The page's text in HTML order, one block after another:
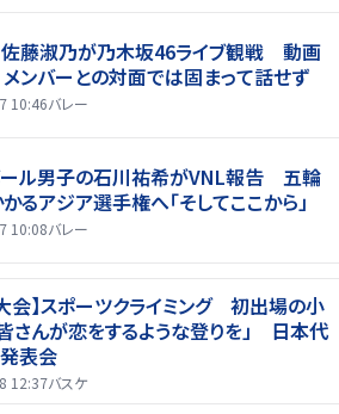
佐藤淑乃が乃木坂46ライブ観戦 動画
ンバーとの対面では固まって話せず
10:46バレー
ール男子の石川祐希がVNL報告 五輪
るアジア選手権へ「そしてここから」
10:08バレー
会】スポーツクライミング 初出場の小
さんが恋をするような登りを」 日本代
表会
12:37バスケ